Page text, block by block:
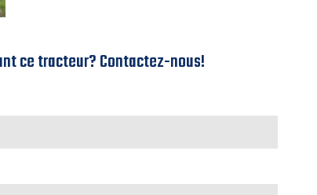
ce tracteur? Contactez-nous!